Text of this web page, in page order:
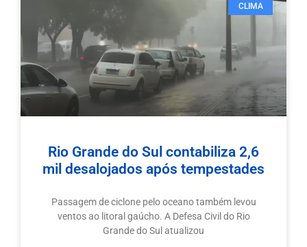
CLIMA
Rio Grande do Sul contabiliza 2,6
mil desalojados após tempestades
Passagem de ciclone pelo oceano também levou
ventos ao litoral gaúcho. A Defesa Civil do Rio
Grande do Sul atualizou